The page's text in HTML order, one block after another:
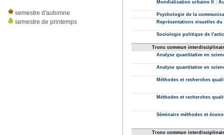
semestre d'automne
semestre de printemps